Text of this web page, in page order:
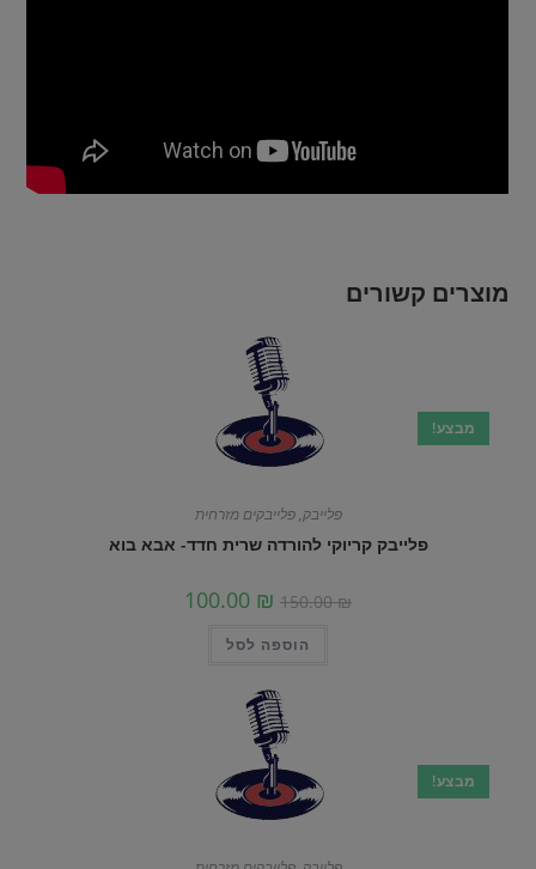
מוצרים קשורים
מבצע!
פלייבק,פלייבקים מזרחית
פלייבק קריוקי להורדה שרית חדד- אבא בוא
150.00₪
100.00 ₪
הוספה לסל
מבצע!